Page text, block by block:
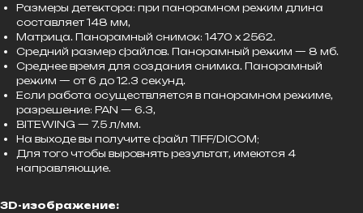
Размеры детектора: при панорамном режим длина
составляет 148 мм,
Матрица. Панорамный снимок: 1470 x 2562.
Средний размер файлов. Панорамный режим — 8 мб.
Среднее время для создания снимка. Панорамный
режим — от 6 до 12.3 секунд.
Если работа осуществляется в панорамном режиме,
разрешение: PAN — 6.3,
BITEWING — 7.5 л/мм.
На выходе вы получите файл TIFF/DICOM;
Для того чтобы выровнять результат, имеются 4
направляющие.
3D-изображение: